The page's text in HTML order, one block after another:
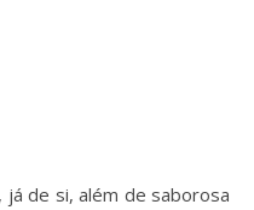
de si, além de saborosa